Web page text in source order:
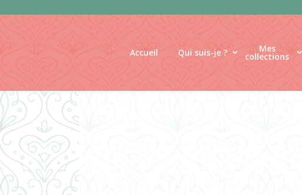
Accueil Qui suis-je ? Mes
collections